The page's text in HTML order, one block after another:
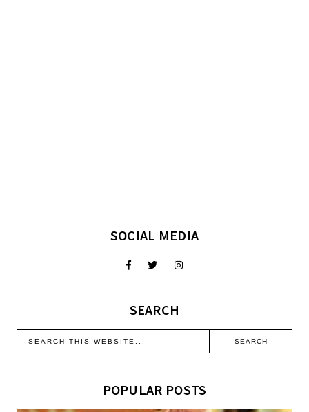
SOCIAL MEDIA
SEARCH
POPULAR POSTS